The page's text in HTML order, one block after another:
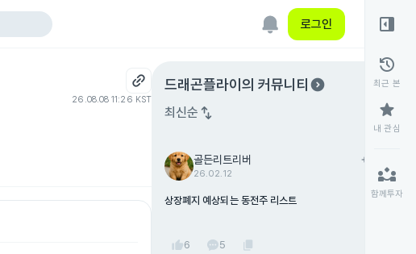
로그인
26.08.08 11:26 KST
드래곤플라이 의 커뮤니티 expand_circle_right
최신순 swap_vert
골든리트리버
26.02.12
add
상장폐지 예상되는 동전주 리스트
thumb_up6 5 content_copy
right_panel_open
history
최근 본
star
내 관심
partner_exchange
함께투자